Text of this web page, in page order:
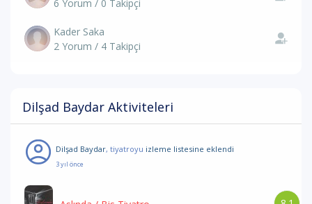
6 Yorum / 0 Takipçi
Kader Saka
2 Yorum / 4 Takipçi
Dilşad Baydar Aktiviteleri
Dilşad Baydar, tiyatroyu izleme listesine eklendi
3 yıl önce